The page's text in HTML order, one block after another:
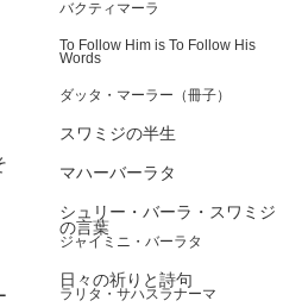
バクティマーラ
To Follow Him is To Follow His
Words
ダッタ・マーラー（冊子）
スワミジの半生
マハーバーラタ
シュリー・バーラ・スワミジ
の言葉
ジャイミニ・バーラタ
日々の祈りと詩句
ラリタ・サハスラナーマ